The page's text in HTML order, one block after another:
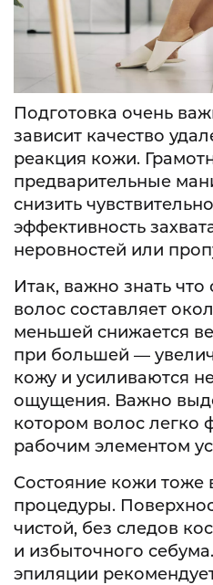
Подготовка очень
зависит качество
реакция кожи.
предварительные
снизить
эффективность
неровностей или
Итак, важно знать
волос составляет
меньшей снижается
при большей —
кожу и усиливаются
ощущения. Важно
котором волос легко
рабочим элементом
Состояние кожи тоже
процедуры.
чистой, без следов
и избыточного
эпиляции